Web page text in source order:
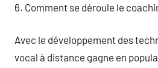
6. Comment se déroule le
Avec le développement des
vocal à distance gagne en